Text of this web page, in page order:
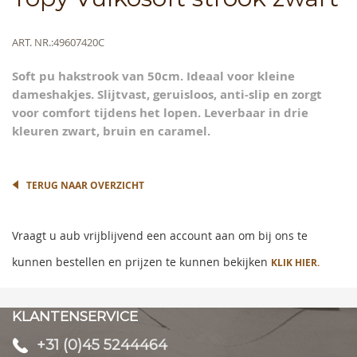
Meer
ART. NR.49607420C
Soft pu hakstrook van 50cm. Ideaal voor kleine
dameshakjes. Slijtvast, geruisloos, anti-slip en zorgt
voor comfort tijdens het lopen. Leverbaar in drie
kleuren zwart, bruin en caramel.
to
the
images
gallery
TERUG NAAR OVERZICHT
Vraagt u aub vrijblijvend een account aan om bij ons te
kunnen bestellen en prijzen te kunnen bekijken KLIK HIER.
KLANTENSERVICE
+31 (0)45 5244464